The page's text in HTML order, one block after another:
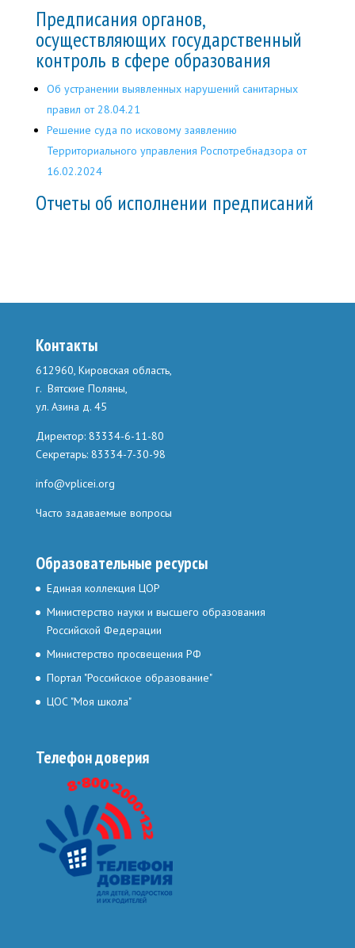
Предписания органов,
осуществляющих государственный
контроль в сфере образования
Об устранении выявленных нарушений санитарных
правил от 28.04.21
Решение суда по исковому заявлению
Территориального управления Роспотребнадзора от
16.02.2024
Отчеты об исполнении предписаний
Контакты
612960, Кировская область,
г. Вятские Поляны,
ул. Азина д. 45
Директор: 83334-6-11-80
Секретарь: 83334-7-30-98
info@vplicei.org
Часто задаваемые вопросы
Образовательные ресурсы
Единая коллекция ЦОР
Министерство науки и высшего образования
Российской Федерации
Министерство просвещения РФ
Портал "Российское образование"
ЦОС "Моя школа"
Телефон доверия